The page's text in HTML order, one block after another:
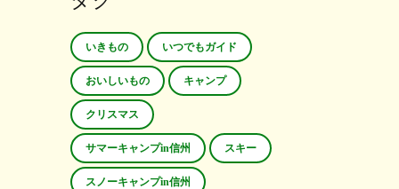
いきもの いつでもガイド
おいしいもの キャンプ
クリスマス
サマーキャンプin信州 スキー
スノーキャンプin信州